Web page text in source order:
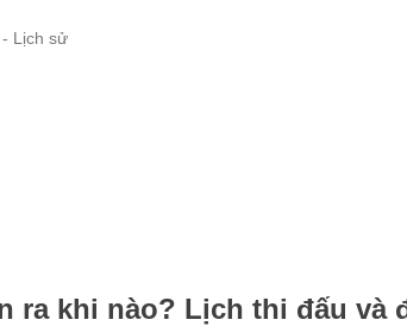
Lịch sử
ra khi nào? Lịch thi đấu và